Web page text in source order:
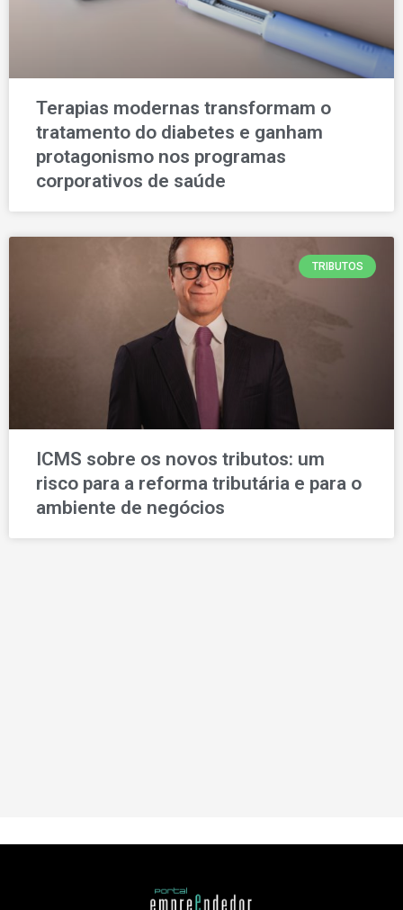
Terapias modernas transformam o
tratamento do diabetes e ganham
protagonismo nos programas
corporativos de saúde
TRIBUTOS
ICMS sobre os novos tributos: um
risco para a reforma tributária e para o
ambiente de negócios